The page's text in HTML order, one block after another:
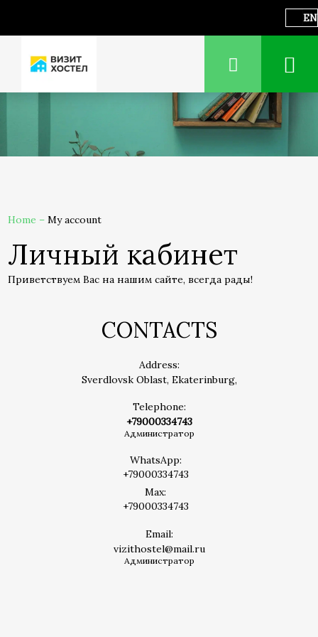
EN
Home –My account
Личный кабинет
Приветствуем Вас на нашим сайте, всегда рады!
CONTACTS
Address:
Sverdlovsk Oblast, Ekaterinburg,
Telephone:
+79000334743
Администратор
WhatsApp:
+79000334743
Max:
+79000334743
Email:
vizithostel@mail.ru
Администратор